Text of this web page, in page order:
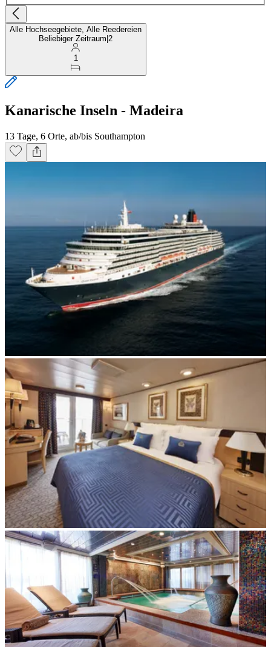
Alle Hochseegebiete, Alle Reedereien
Beliebiger Zeitraum 2
1
Kanarische Inseln - Madeira
13 Tage, 6 Orte, ab/bis Southampton